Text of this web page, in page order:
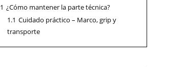
1 ¿Cómo mantener la parte técnica?
1.1 Cuidado práctico – Marco, grip y
transporte